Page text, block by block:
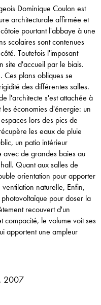
Dominique Coulon est
architecturale affirmée et
pourtant l'abbaye à une
scolaires sont contenues
Toutefois l'imposant
site d'accueil par le biais.
Ces plans obliques se
des différentes salles.
l'architecte s'est attachée à
économies d'énergie: un
lors des pics de
les eaux de pluie
un patio intérieur
avec de grandes baies au
Quant aux salles de
orientation pour apporter
naturelle, Enfin,
pour doser la
recouvert d'un
compacité, le volume voit ses
apportent une ampleur
2007